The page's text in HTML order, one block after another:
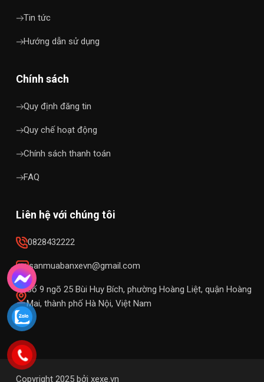
Tin tức
Hướng dẫn sử dụng
Chính sách
Quy định đăng tin
Quy chế hoạt động
Chính sách thanh toán
FAQ
Liên hệ với chúng tôi
0828432222
sanmuabanxevn@gmail.com
Số 9 ngõ 25 Bùi Huy Bích, phường Hoàng Liệt, quận Hoàng
Mai, thành phố Hà Nội, Việt Nam
Copyright 2025 bởi xexe.vn